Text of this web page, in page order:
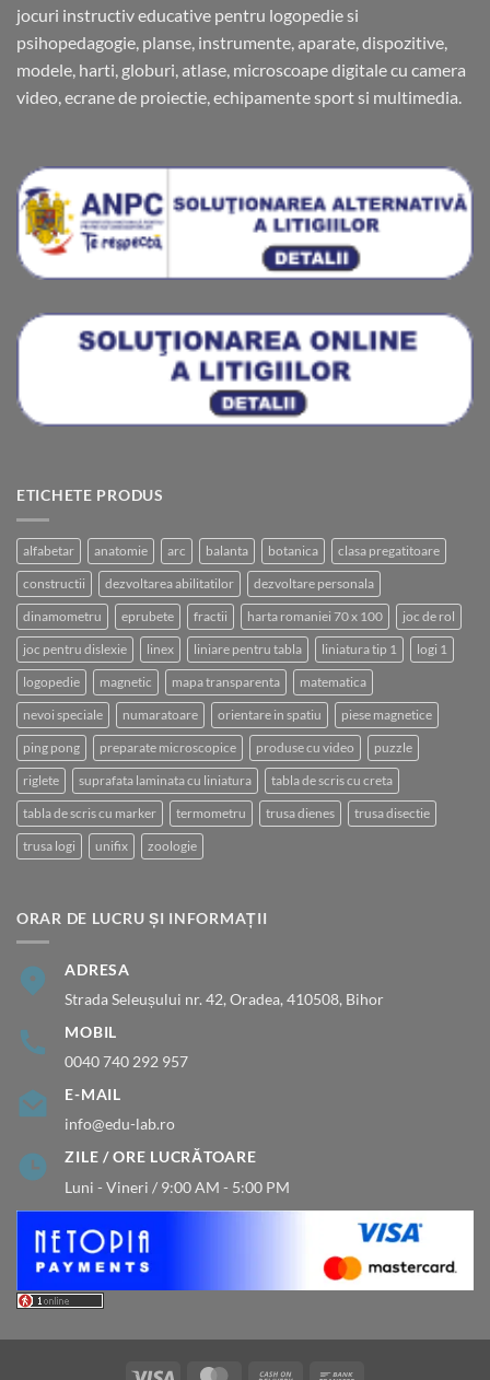
jocuri instructiv educative pentru logopedie si
psihopedagogie, planse, instrumente, aparate, dispozitive,
modele, harti, globuri, atlase, microscoape digitale cu camera
video, ecrane de proiectie, echipamente sport si multimedia.
ETICHETE PRODUS
alfabetar anatomie arc balanta botanica clasa pregatitoare
constructii dezvoltarea abilitatilor dezvoltare personala
dinamometru eprubete fractii harta romaniei 70 x 100 joc de rol
joc pentru dislexie linex liniare pentru tabla liniatura tip 1 logi 1
logopedie magnetic mapa transparenta matematica
nevoi speciale numaratoare orientare in spatiu piese magnetice
ping pong preparate microscopice produse cu video puzzle
riglete suprafata laminata cu liniatura tabla de scris cu creta
tabla de scris cu marker termometru trusa dienes trusa disectie
trusa logi unifix zoologie
ORAR DE LUCRU ȘI INFORMAȚII
ADRESA
Strada Seleușului nr. 42, Oradea, 410508, Bihor
MOBIL
0040 740 292 957
E-MAIL
info@edu-lab.ro
ZILE / ORE LUCRĂTOARE
Luni - Vineri / 9:00 AM - 5:00 PM
Visa MasterCardCash